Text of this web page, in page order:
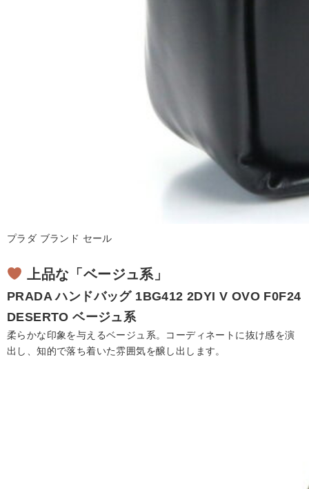
プラダ ブランド セール
上品な「ベージュ系」
PRADAハンドバッグ 1BG412 2DYI V OVO F0F24
DESERTO ベージュ系
柔らかな印象を与えるベージュ系。コーディネートに抜け感を演
出し、知的で落ち着いた雰囲気を醸し出します。